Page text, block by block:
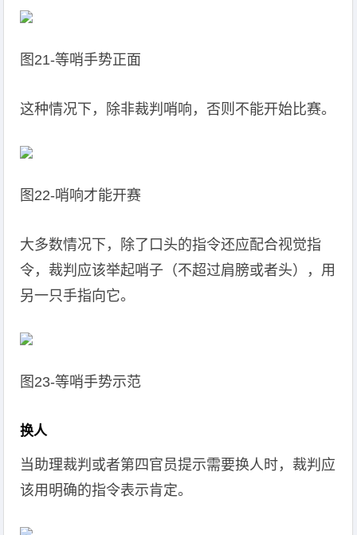
图21-等哨手势正面
这种情况下，除非裁判哨响，否则不能开始比赛。
图22-哨响才能开赛
大多数情况下，除了口头的指令还应配合视觉指
令，裁判应该举起哨子（不超过肩膀或者头），用
另一只手指向它。
图23-等哨手势示范
换人
当助理裁判或者第四官员提示需要换人时，裁判应
该用明确的指令表示肯定。